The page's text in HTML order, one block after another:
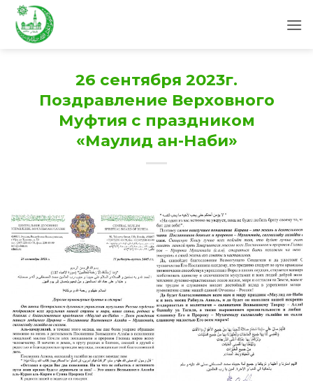
Skip
content
26 сентября 2023г.
Поздравление Верховного
Муфтия с праздником
«Маулид ан-Наби»